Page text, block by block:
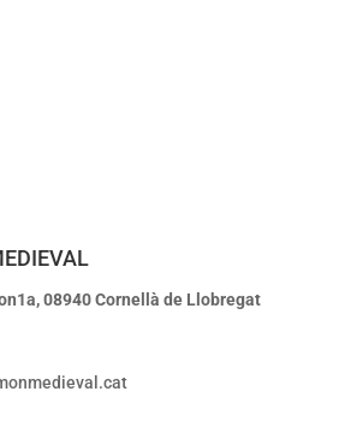
08940 Cornellà de Llobregat